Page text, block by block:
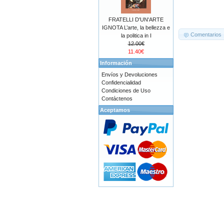
Comentarios
FRATELLI D'UN'ARTE
IGNOTA L’arte, la bellezza e
la politica in I
12.00€
11.40€
Información
Envíos y Devoluciones
Confidencialidad
Condiciones de Uso
Contáctenos
Aceptamos